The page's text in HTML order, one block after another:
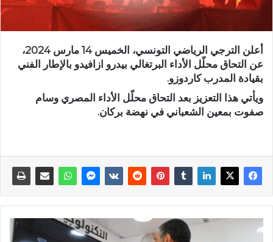
أعلن الترجي الرياضي التونسي، الخميس 14 مارس 2024،
عن التحاق محلّل الأداء البرتغالي بيدرو ازافيدو بالإطار الفني
بقيادة المدرب كاردوزو.
ويأتي هذا التعزيز بعد التحاق محلّل الأداء المصري وسام
صفوت بمعين الشعباني في نهضة بركان.